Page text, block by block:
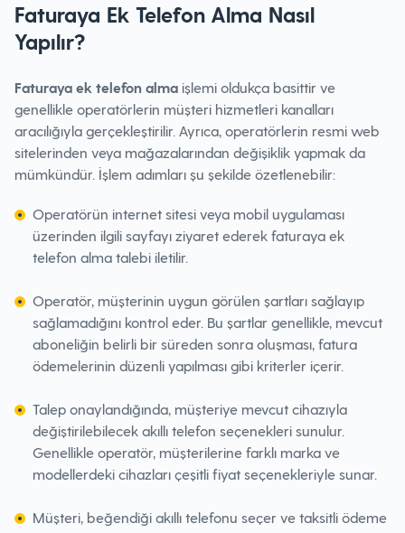
Faturaya Ek Telefon Alma Nasıl
Yapılır?
Faturaya ek telefon alma işlemi oldukça basittir ve
genellikle operatörlerin müşteri hizmetleri kanalları
aracılığıyla gerçekleştirilir. Ayrıca, operatörlerin resmi web
sitelerinden veya mağazalarından değişiklik yapmak da
mümkündür. İşlem adımları şu şekilde özetlenebilir:
Operatörün internet sitesi veya mobil uygulaması
üzerinden ilgili sayfayı ziyaret ederek faturaya ek
telefon alma talebi iletilir.
Operatör, müşterinin uygun görülen şartları sağlayıp
sağlamadığını kontrol eder. Bu şartlar genellikle, mevcut
aboneliğin belirli bir süreden sonra oluşması, fatura
ödemelerinin düzenli yapılması gibi kriterler içerir.
Talep onaylandığında, müşteriye mevcut cihazıyla
değiştirilebilecek akıllı telefon seçenekleri sunulur.
Genellikle operatör, müşterilerine farklı marka ve
modellerdeki cihazları çeşitli fiyat seçenekleriyle sunar.
Müşteri, beğendiği akıllı telefonu seçer ve taksitli ödeme